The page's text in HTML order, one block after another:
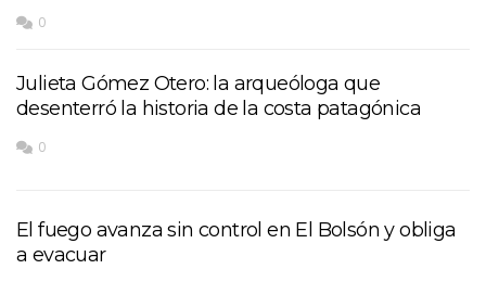
0
Julieta Gómez Otero: la arqueóloga que
desenterró la historia de la costa patagónica
0
El fuego avanza sin control en El Bolsón y obliga
a evacuar